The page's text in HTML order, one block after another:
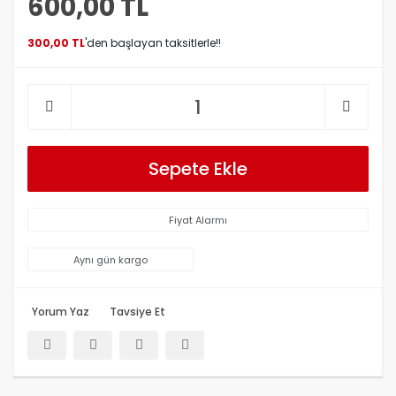
600,00 TL
300,00 TL'den başlayan taksitlerle!!
Sepete Ekle
Fiyat Alarmı
Aynı gün kargo
Yorum Yaz Tavsiye Et